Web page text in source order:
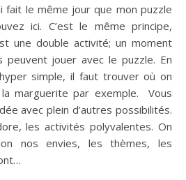
fait le même jour que mon puzzle
ici. C’est le même principe,
une double activité; un moment
peuvent jouer avec le puzzle. En
simple, il faut trouver où on
marguerite par exemple. Vous
avec plein d’autres possibilités.
les activités polyvalentes. On
nos envies, les thèmes, les